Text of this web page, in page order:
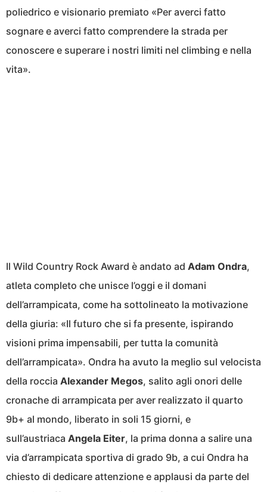
poliedrico e visionario premiato «Per averci fatto
sognare e averci fatto comprendere la strada per
conoscere e superare i nostri limiti nel climbing e nella
vita».
Il Wild Country Rock Award è andato ad Adam Ondra,
atleta completo che unisce l’oggi e il domani
dell’arrampicata, come ha sottolineato la motivazione
della giuria: «Il futuro che si fa presente, ispirando
visioni prima impensabili, per tutta la comunità
dell’arrampicata». Ondra ha avuto la meglio sul velocista
della roccia Alexander Megos, salito agli onori delle
cronache di arrampicata per aver realizzato il quarto
9b+ al mondo, liberato in soli 15 giorni, e
sull’austriaca Angela Eiter, la prima donna a salire una
via d’arrampicata sportiva di grado 9b, a cui Ondra ha
chiesto di dedicare attenzione e applausi da parte del